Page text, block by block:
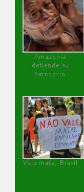
Amazonía
defiende su
territorio
Vale mata, Brasil